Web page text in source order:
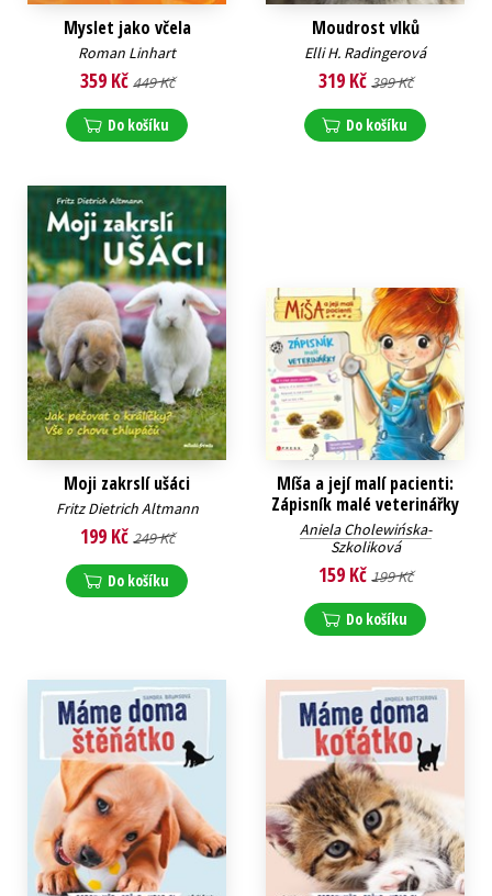
Myslet jako včela
Roman Linhart
359 Kč 449 Kč
Do košíku
Moudrost vlků
Elli H. Radingerová
319 Kč 399 Kč
Do košíku
Moji zakrslí ušáci
Fritz Dietrich Altmann
199 Kč 249 Kč
Do košíku
Míša a její malí pacienti:
Zápisník malé veterinářky
Aniela Cholewińska-
Szkoliková
159 Kč 199 Kč
Do košíku